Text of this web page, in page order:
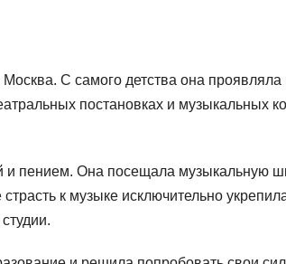
С самого детства она проявляла
постановках и музыкальных
и пением. Она посещала музыкальную
к музыке исключительно